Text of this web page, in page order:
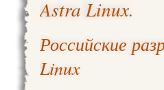
Astra Linux.
Российские
Linux